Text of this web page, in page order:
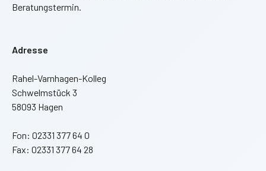
Beratungstermin.
Adresse
Rahel-Varnhagen-Kolleg
Schwelmstück 3
58093 Hagen
Fon: 02331 377 64 0
Fax: 02331 377 64 28